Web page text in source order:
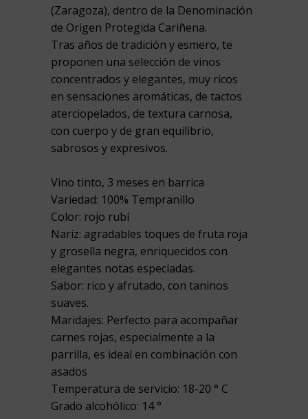
(Zaragoza), dentro de la Denominación
de Origen Protegida Cariñena.
Tras años de tradición y esmero, te
proponen una selección de vinos
concentrados y elegantes, muy ricos
en sensaciones aromáticas, de tactos
aterciopelados, de textura carnosa,
con cuerpo y de gran equilibrio,
sabrosos y expresivos.
Vino tinto, 3 meses en barrica
Variedad: 100% Tempranillo
Color: rojo rubí
Nariz: agradables toques de fruta roja
y grosella negra, enriquecidos con
elegantes notas especiadas.
Sabor: rico y afrutado, con taninos
suaves.
Maridajes: Perfecto para acompañar
carnes rojas, especialmente a la
parrilla, es ideal en combinación con
asados
Temperatura de servicio: 18-20 ° C
Grado alcohólico: 14 °